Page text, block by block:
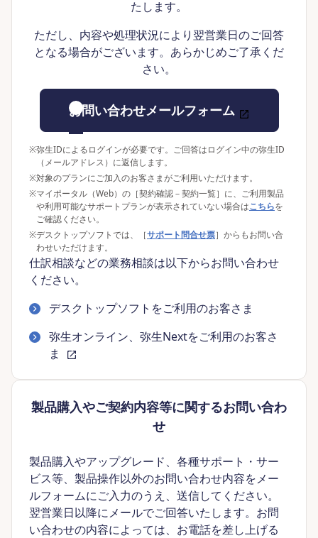
たします。
ただし、内容や処理状況により翌営業日のご回答
となる場合がございます。あらかじめご了承くだ
さい。
お問い合わせメールフォーム
※弥生IDによるログインが必要です。ご回答はログイン中の弥生ID
（メールアドレス）に返信します。
※対象のプランにご加入のお客さまがご利用いただけます。
※マイポータル（Web）の［契約確認－契約一覧］に、ご利用製品
や利用可能なサポートプランが表示されていない場合はこちらを
ご確認ください。
※デスクトップソフトでは、［サポート問合せ票］からもお問い合
わせいただけます。
仕訳相談などの業務相談は以下からお問い合わせ
ください。
デスクトップソフトをご利用のお客さま
弥生オンライン、弥生Nextをご利用のお客さ
ま
製品購入やご契約内容等に関するお問い合わ
せ
製品購入やアップグレード、各種サポート・サー
ビス等、製品操作以外のお問い合わせ内容をメー
ルフォームにご入力のうえ、送信してください。
翌営業日以降にメールでご回答いたします。お問
い合わせの内容によっては、お電話を差し上げる